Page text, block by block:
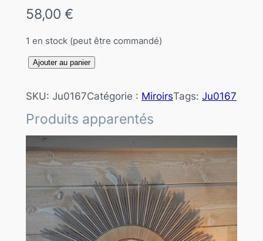
58,00 €
1 en stock (peut être commandé)
a
t
t
é
d
M
i
Ajouter au panier
SKU: Ju0167Catégorie : MiroirsTags: Ju0167
Produits apparentés